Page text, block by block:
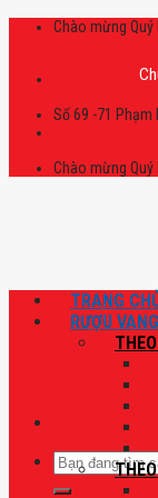
Skip
Chào mừng Quý
Chuyên
Số 69 -71 Phạm
Chào mừng Quý
Tìm
kiếm:
TRANG
RƯỢU VANG